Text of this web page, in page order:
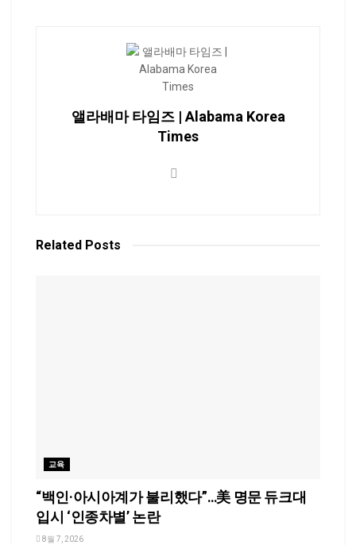
앨라배마 타임즈 | Alabama Korea
Times
Related Posts
교육
“백인·아시아계가 불리했다”…美 명문 듀크대
입시 ‘인종차별’ 논란
8월 7, 2026